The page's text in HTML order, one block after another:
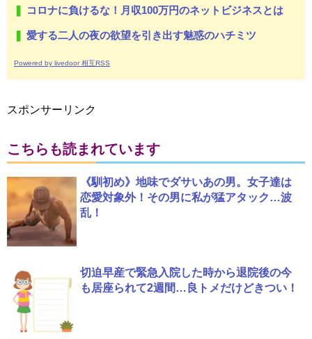
コロナに負けるな！月収100万円のネットビジネスとは
愛する二人の夜の欲望を引き出す魅惑のハチミツ
Powered by livedoor 相互RSS
スポンサーリンク
こちらも読まれています
《馴初め》地味でダサいあの男。女子達は
恋愛対象外！その男に私が猛アタック…波
乱！
切迫早産で緊急入院した時から退院後の今
も居座られて2週間…良トメだけどきつい！